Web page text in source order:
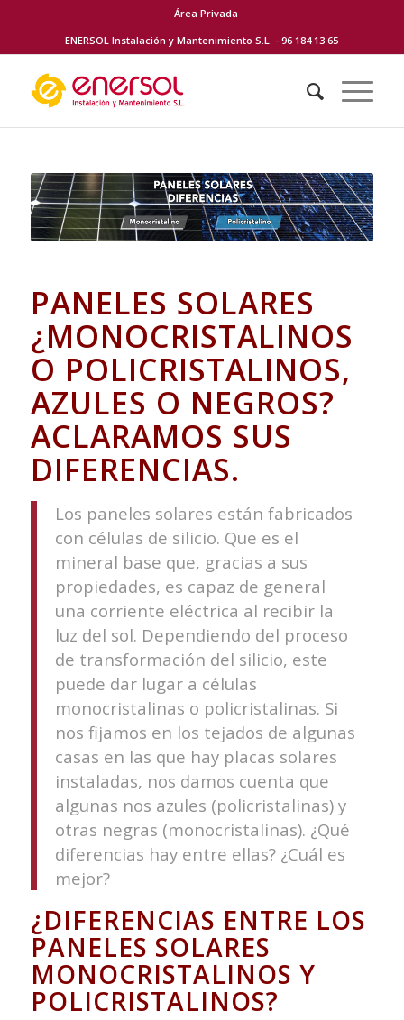
Área Privada
ENERSOL Instalación y Mantenimiento S.L. - 96 184 13 65
PANELES SOLARES
¿MONOCRISTALINOS
O POLICRISTALINOS,
AZULES O NEGROS?
ACLARAMOS SUS
DIFERENCIAS.
Los paneles solares están fabricados
con células de silicio. Que es el
mineral base que, gracias a sus
propiedades, es capaz de general
una corriente eléctrica al recibir la
luz del sol. Dependiendo del proceso
de transformación del silicio, este
puede dar lugar a células
monocristalinas o policristalinas. Si
nos fijamos en los tejados de algunas
casas en las que hay placas solares
instaladas, nos damos cuenta que
algunas nos azules (policristalinas) y
otras negras (monocristalinas). ¿Qué
diferencias hay entre ellas? ¿Cuál es
mejor?
¿DIFERENCIAS ENTRE LOS
PANELES SOLARES
MONOCRISTALINOS Y
POLICRISTALINOS?